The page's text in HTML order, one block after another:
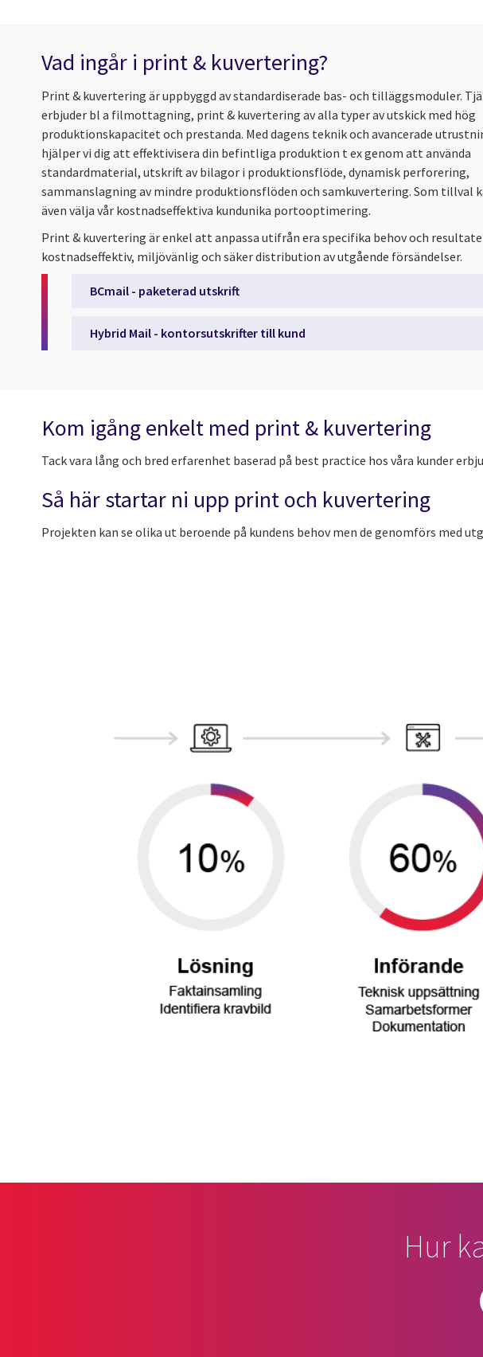
Vad ingår i print & kuvertering?
Print & kuvertering är uppbyggd av standardiserade bas- och tilläggsmoduler.
erbjuder bl a filmottagning, print & kuvertering av alla typer av utskick med hög
produktionskapacitet och prestanda. Med dagens teknik och avancerade
hjälper vi dig att effektivisera din befintliga produktion t ex genom att använda
standardmaterial, utskrift av bilagor i produktionsflöde, dynamisk perforering,
sammanslagning av mindre produktionsflöden och samkuvertering. Som tillval
även välja vår kostnadseffektiva kundunika portooptimering.
Print & kuvertering är enkel att anpassa utifrån era specifika behov och
kostnadseffektiv, miljövänlig och säker distribution av utgående försändelser.
BCmail - paketerad utskrift
Hybrid Mail - kontorsutskrifter till kund
Kom igång enkelt med print & kuvertering
Tack vara lång och bred erfarenhet baserad på best practice hos våra kunder
Så här startar ni upp print och kuvertering
Projekten kan se olika ut beroende på kundens behov men de genomförs med
Hur